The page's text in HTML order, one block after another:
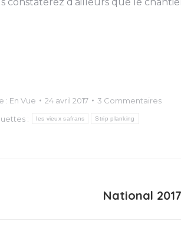
: En Vue 24 avril 2017
3 Commentaires
:
les vieux safrans Strip planking
ArticleNational